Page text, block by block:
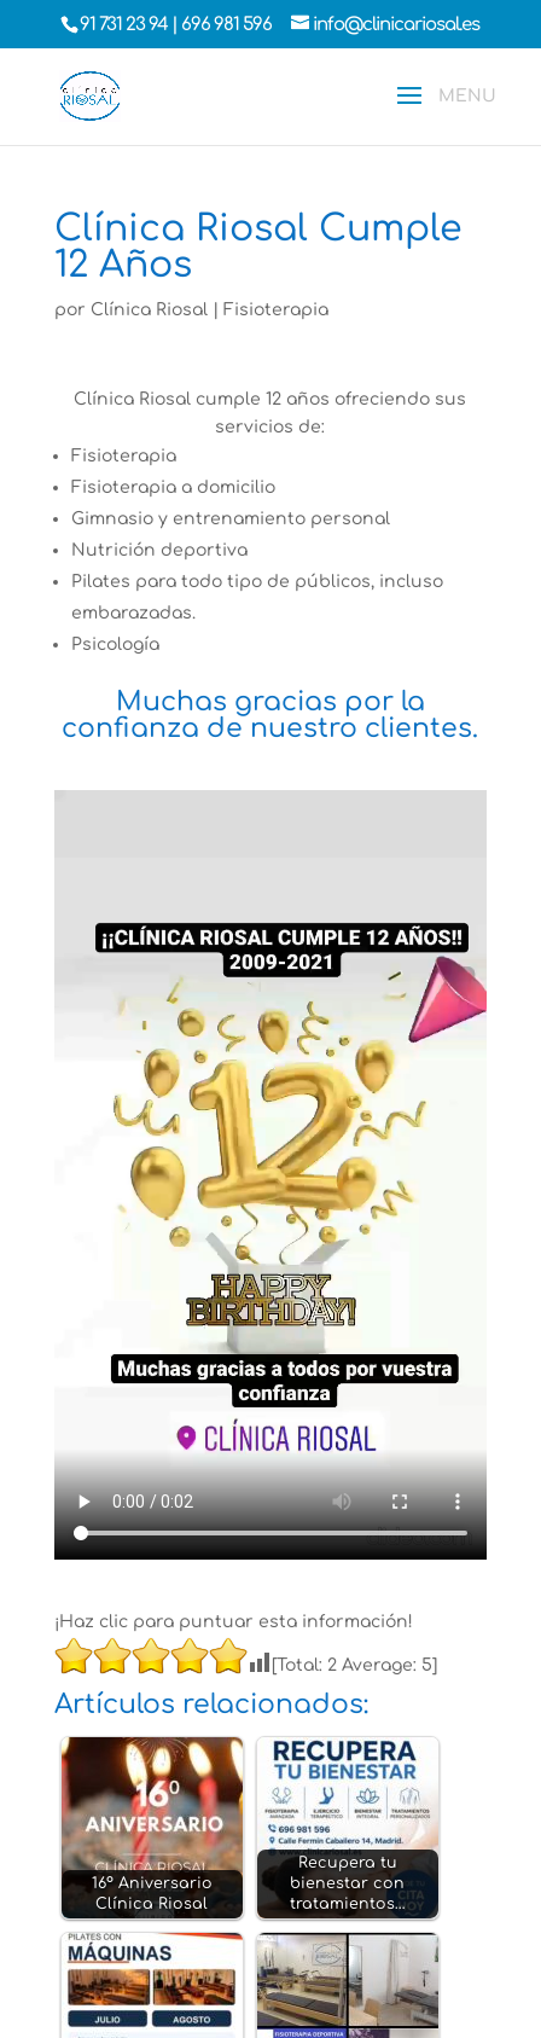
91 731 23 94 696 981 596 info@clinicariosal.es
Clínica Riosal Cumple
12 Años
por Clínica Riosal| Fisioterapia
Clínica Riosal cumple 12 años ofreciendo sus
servicios de:
Fisioterapia
Fisioterapia a domicilio
Gimnasio y entrenamiento personal
Nutrición deportiva
Pilates para todo tipo de públicos, incluso
embarazadas.
Psicología
Muchas gracias por la
confianza de nuestro clientes.
¡Haz clic para puntuar esta información!
[Total: 2Average: 5]
Artículos relacionados:
16º Aniversario
Clínica Riosal
Recupera tu
bienestar con
tratamientos…